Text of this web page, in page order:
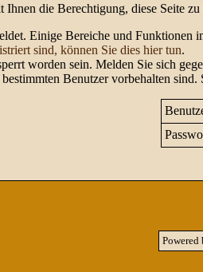
die Berechtigung, diese Seite zu
Einige Bereiche und Funktionen
sind, können Sie dies hier tun.
worden sein. Melden Sie sich
Benutzer vorbehalten
Powered